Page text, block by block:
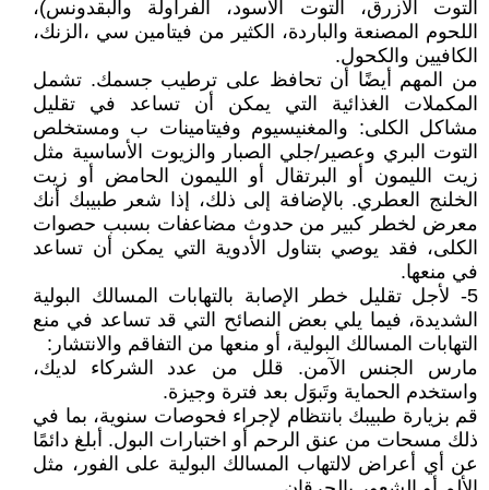
التوت الأزرق، التوت الأسود، الفراولة والبقدونس)،
اللحوم المصنعة والباردة، الكثير من فيتامين سي ،الزنك،
الكافيين والكحول.
من المهم أيضًا أن تحافظ على ترطيب جسمك. تشمل
المكملات الغذائية التي يمكن أن تساعد في تقليل
مشاكل الكلى: والمغنيسيوم وفيتامينات ب ومستخلص
التوت البري وعصير/جلي الصبار والزيوت الأساسية مثل
زيت الليمون أو البرتقال أو الليمون الحامض أو زيت
الخلنج العطري. بالإضافة إلى ذلك، إذا شعر طبيبك أنك
معرض لخطر كبير من حدوث مضاعفات بسبب حصوات
الكلى، فقد يوصي بتناول الأدوية التي يمكن أن تساعد
في منعها.
5- لأجل تقليل خطر الإصابة بالتهابات المسالك البولية
الشديدة، فيما يلي بعض النصائح التي قد تساعد في منع
التهابات المسالك البولية، أو منعها من التفاقم والانتشار:
مارس الجنس الآمن. قلل من عدد الشركاء لديك،
واستخدم الحماية وتَبوَل بعد فترة وجيزة.
قم بزيارة طبيبك بانتظام لإجراء فحوصات سنوية، بما في
ذلك مسحات من عنق الرحم أو اختبارات البول. أبلغ دائمًا
عن أي أعراض لالتهاب المسالك البولية على الفور، مثل